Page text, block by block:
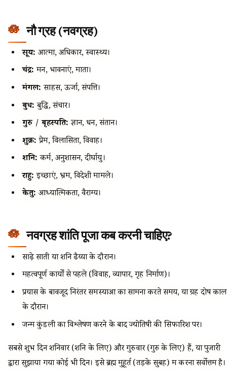
नौ ग्रह (नवग्रह)
सूर्य:आत्मा, अधिकार, स्वास्थ्य।
चंद्र:मन, भावनाएं, माता।
मंगल:साहस, ऊर्जा, संपत्ति।
बुध:बुद्धि, संचार।
गुरु / बृहस्पति:ज्ञान, धन, संतान।
शुक्र:प्रेम, विलासिता, विवाह।
शनि:कर्म, अनुशासन, दीर्घायु।
राहु:इच्छाएं, भ्रम, विदेशी मामले।
केतु:आध्यात्मिकता, वैराग्य।
नवग्रह शांति पूजा कब करनी चाहिए?
साढ़े साती या शनि ढैय्या के दौरान।
महत्वपूर्ण कार्यों से पहले (विवाह, व्यापार, गृह निर्माण)।
प्रयास के बावजूद निरंतर समस्याओं का सामना करते समय, या ग्रह दोष काल
के दौरान।
जन्म कुंडली का विश्लेषण करने के बाद ज्योतिषी की सिफारिश पर।
सबसे शुभ दिन शनिवार (शनि के लिए) और गुरुवार (गुरु के लिए) हैं, या पुजारी
द्वारा सुझाया गया कोई भी दिन। इसे ब्रह्म मुहूर्त (तड़के सुबह) में करना सर्वोत्तम है।